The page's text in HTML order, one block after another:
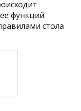
функций
стола